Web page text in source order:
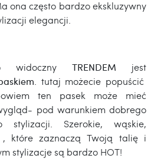
ona często bardzo ekskluzywny
elegancji.
widoczny TRENDEM jest
. tutaj możecie popuścić
ten pasek może mieć
pod warunkiem dobrego
Szerokie, wąskie,
, które zaznaczą Twoją talię i
stylizacje są bardzo HOT!